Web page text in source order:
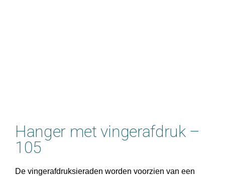
Hanger met vingerafdruk –
105
De vingerafdruksieraden worden voorzien van een